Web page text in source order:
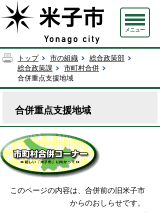
メニュー
トップ 市の組織
総合政策部
総合政策課
市町村合併
合併重点支援地域
合併重点支援地域
このページの内容は、合併前の旧米子市
からのおしらせです。